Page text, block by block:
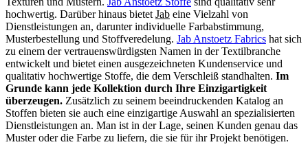
hochwertig. Darüber hinaus bietet Jab eine Vielzahl von
Dienstleistungen an, darunter individuelle Farbabstimmung,
Musterbestellung und Stoffveredelung. Jab Anstoetz Fabrics hat sich
zu einem der vertrauenswürdigsten Namen in der Textilbranche
entwickelt und bietet einen ausgezeichneten Kundenservice und
qualitativ hochwertige Stoffe, die dem Verschleiß standhalten. Im
Grunde kann jede Kollektion durch Ihre Einzigartigkeit
überzeugen. Zusätzlich zu seinem beeindruckenden Katalog an
Stoffen bieten sie auch eine einzigartige Auswahl an spezialisierten
Dienstleistungen an. Man ist in der Lage, seinen Kunden genau das
Muster oder die Farbe zu liefern, die sie für ihr Projekt benötigen.